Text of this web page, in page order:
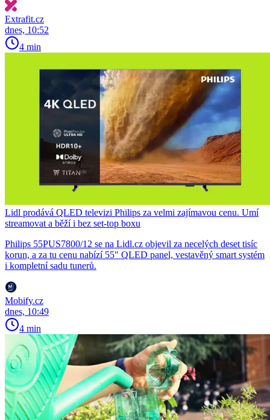
Extrafit.cz
dnes, 10:52
4 min
Lidl prodává QLED televizi Philips za velmi zajímavou cenu. Umí
streamovat a běží i bez set-top boxu
Philips 55PUS7800/12 se na Lidl.cz objevil za necelých deset tisíc
korun, a za tu cenu nabízí 55″ QLED panel, vestavěný smart systém
i kompletní sadu tunerů.
Mobify.cz
dnes, 10:49
4 min